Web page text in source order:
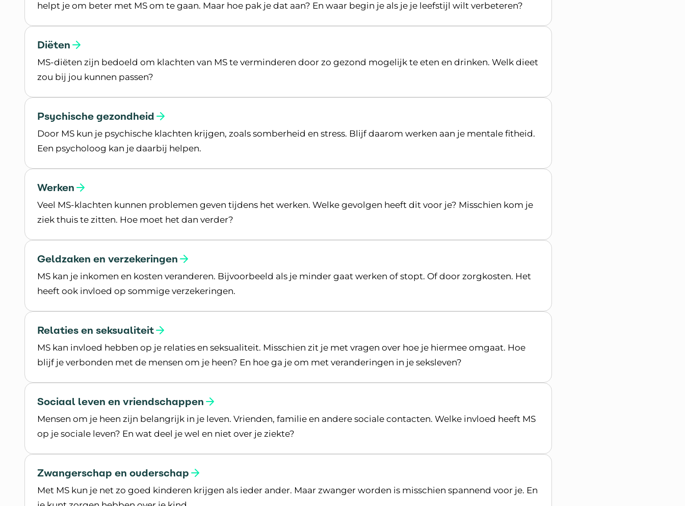
helpt je om beter met MS om te gaan. Maar hoe pak je dat aan? En waar begin je als je je leefstijl wilt verbeteren?
Diëten
MS-diëten zijn bedoeld om klachten van MS te verminderen door zo gezond mogelijk te eten en drinken. Welk dieet
zou bij jou kunnen passen?
Psychische gezondheid
Door MS kun je psychische klachten krijgen, zoals somberheid en stress. Blijf daarom werken aan je mentale fitheid.
Een psycholoog kan je daarbij helpen.
Werken
Veel MS-klachten kunnen problemen geven tijdens het werken. Welke gevolgen heeft dit voor je? Misschien kom je
ziek thuis te zitten. Hoe moet het dan verder?
Geldzaken en verzekeringen
MS kan je inkomen en kosten veranderen. Bijvoorbeeld als je minder gaat werken of stopt. Of door zorgkosten. Het
heeft ook invloed op sommige verzekeringen.
Relaties en seksualiteit
MS kan invloed hebben op je relaties en seksualiteit. Misschien zit je met vragen over hoe je hiermee omgaat. Hoe
blijf je verbonden met de mensen om je heen? En hoe ga je om met veranderingen in je seksleven?
Sociaal leven en vriendschappen
Mensen om je heen zijn belangrijk in je leven. Vrienden, familie en andere sociale contacten. Welke invloed heeft MS
op je sociale leven? En wat deel je wel en niet over je ziekte?
Zwangerschap en ouderschap
Met MS kun je net zo goed kinderen krijgen als ieder ander. Maar zwanger worden is misschien spannend voor je. En